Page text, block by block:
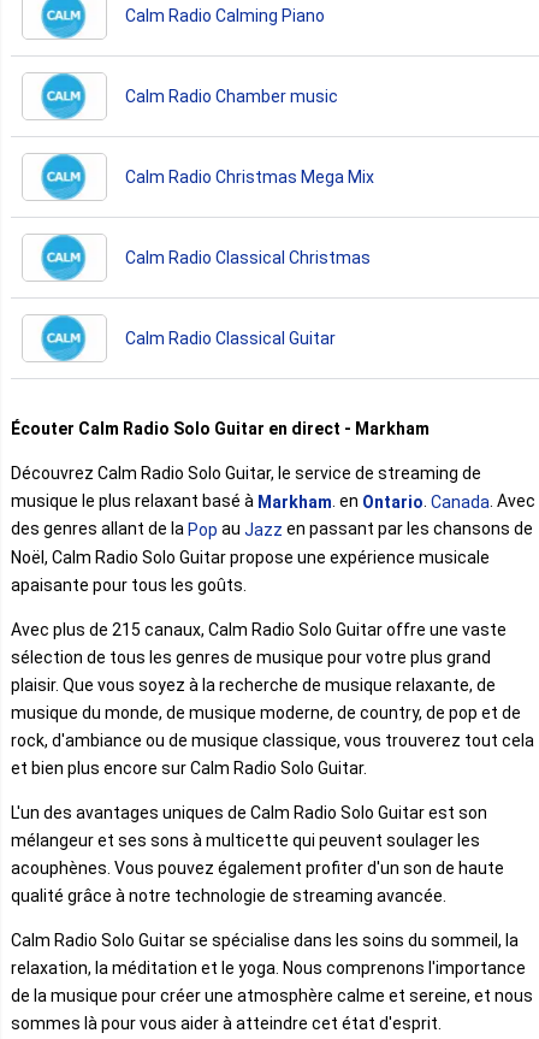
Calm Radio Calming Piano
Calm Radio Chamber music
Calm Radio Christmas Mega Mix
Calm Radio Classical Christmas
Calm Radio Classical Guitar
Écouter Calm Radio Solo Guitar en direct - Markham
Découvrez Calm Radio Solo Guitar, le service de streaming de
musique le plus relaxant basé à Markham . en Ontario Canada . Avec
des genres allant de la Pop au Jazz en passant par les chansons de
Noël, Calm Radio Solo Guitar propose une expérience musicale
apaisante pour tous les goûts.
Avec plus de 215 canaux, Calm Radio Solo Guitar offre une vaste
sélection de tous les genres de musique pour votre plus grand
plaisir. Que vous soyez à la recherche de musique relaxante, de
musique du monde, de musique moderne, de country, de pop et de
rock, d'ambiance ou de musique classique, vous trouverez tout cela
et bien plus encore sur Calm Radio Solo Guitar.
L'un des avantages uniques de Calm Radio Solo Guitar est son
mélangeur et ses sons à multicette qui peuvent soulager les
acouphènes. Vous pouvez également profiter d'un son de haute
qualité grâce à notre technologie de streaming avancée.
Calm Radio Solo Guitar se spécialise dans les soins du sommeil, la
relaxation, la méditation et le yoga. Nous comprenons l'importance
de la musique pour créer une atmosphère calme et sereine, et nous
sommes là pour vous aider à atteindre cet état d'esprit.